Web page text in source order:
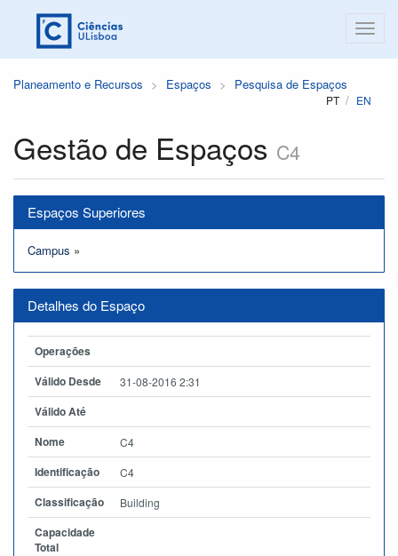
Planeamento e Recursos Espaços Pesquisa de Espaços
PT EN
Gestão de Espaços C4
Espaços Superiores
Campus »
Detalhes do Espaço
Operações
Válido Desde
31-08-2016 2:31
Válido Até
Nome
C4
Identificação C4
Classificação Building
Capacidade
Total